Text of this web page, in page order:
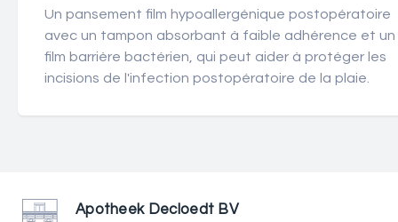
Un pansement film hypoallergénique postopératoire
avec un tampon absorbant à faible adhérence et un
film barrière bactérien, qui peut aider à protéger les
incisions de l'infection postopératoire de la plaie.
Apotheek Decloedt BV